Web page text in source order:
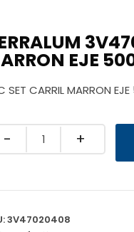
EJE
SET CARRIL MARRON
3V47020408